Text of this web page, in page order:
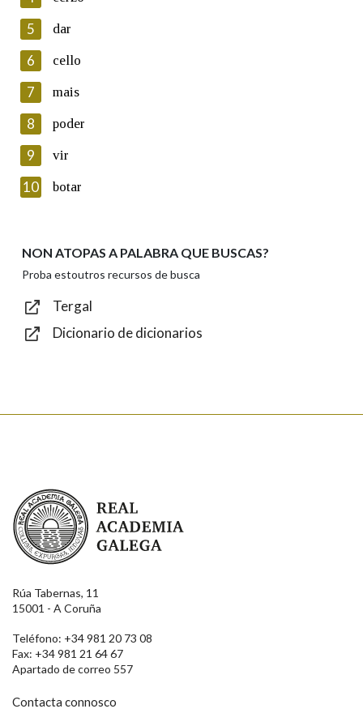
Lin e acepto as condicións da política de
Introduce o código que aparece na imaxe:
Texto de verificación
Enviar
5 dar
6 cello
7 mais
8 poder
9 vir
10 botar
NON ATOPAS A PALABRA QUE BUSCAS?
Proba estoutros recursos de busca
Tergal
Dicionario de dicionarios
Real Academia Galega
Rúa Tabernas, 11
15001 - A Coruña
Teléfono: +34 981 20 73 08
Fax: +34 981 21 64 67
Apartado de correo 557
Contacta connosco